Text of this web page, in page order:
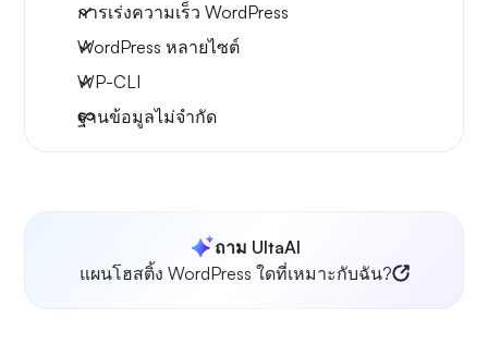
การเร่งความเร็ว WordPress
WordPress หลายไซต์
WP-CLI
ฐานข้อมูลไม่จำกัด
ถาม UltaAI
แผนโฮสติ้ง WordPress ใดที่เหมาะกับฉัน?